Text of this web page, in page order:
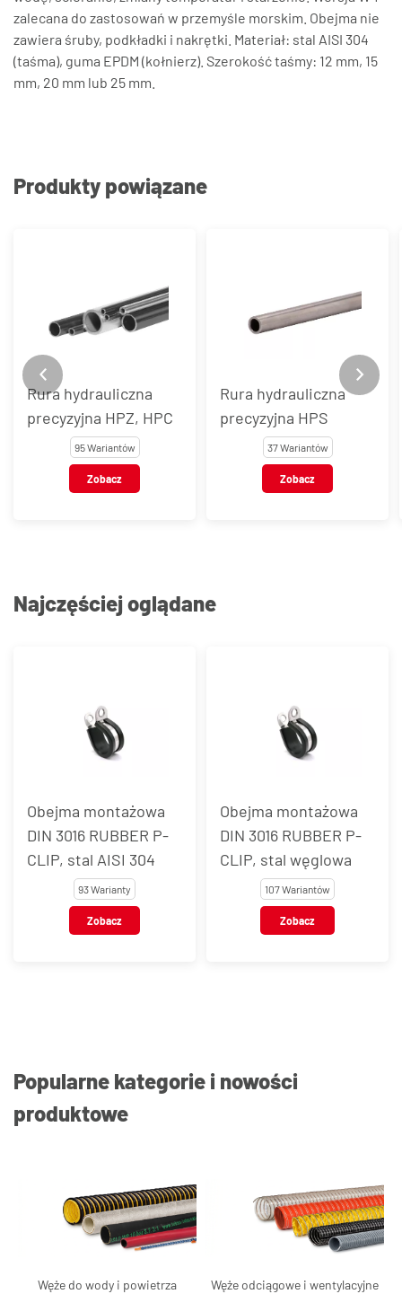
zalecana do zastosowań w przemyśle morskim. Obejma nie
zawiera śruby, podkładki i nakrętki. Materiał: stal AISI 304
(taśma), guma EPDM (kołnierz). Szerokość taśmy: 12 mm, 15
mm, 20 mm lub 25 mm.
Produkty powiązane
Rura hydrauliczna
precyzyjna HPZ, HPC
95 Wariantów
Zobacz
Rura hydrauliczna
precyzyjna HPS
37 Wariantów
Zobacz
Najczęściej oglądane
Obejma montażowa
DIN 3016 RUBBER P-
CLIP, stal AISI 304
93 Warianty
Zobacz
Obejma montażowa
DIN 3016 RUBBER P-
CLIP, stal węglowa
107 Wariantów
Zobacz
Popularne kategorie i nowości
produktowe
Węże do wody i powietrza Węże odciągowe i wentylacyjne